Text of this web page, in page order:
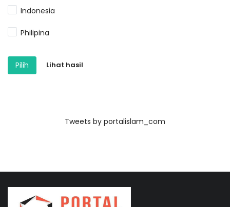
Indonesia
Philipina
Pilih Lihat hasil
Tweets by portalislam_com